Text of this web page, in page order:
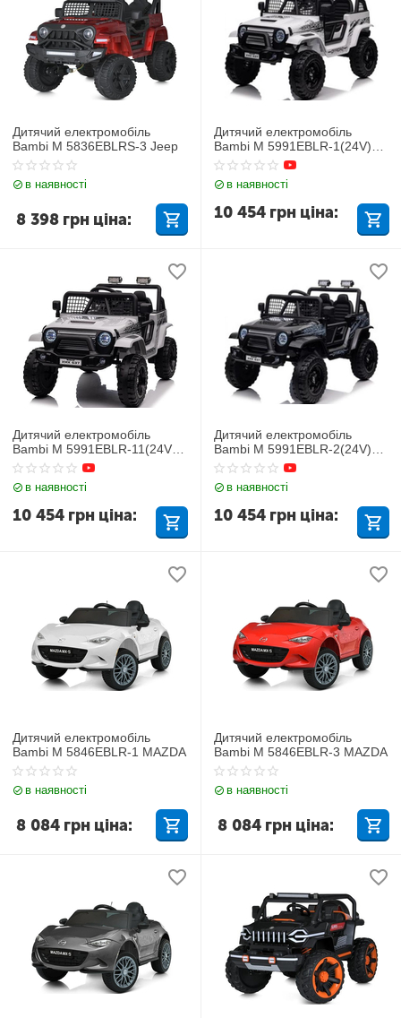
Дитячий електромобіль
Bambi M 5836EBLRS-3 Jeep
в наявності
8 398 грн ціна:
Дитячий електромобіль
Bambi M 5991EBLR-1(24V)
Джип
в наявності
10 454 грн ціна:
Дитячий електромобіль
Bambi M 5991EBLR-11(24V)
Джип
в наявності
10 454 грн ціна:
Дитячий електромобіль
Bambi M 5991EBLR-2(24V)
Джип
в наявності
10 454 грн ціна:
Дитячий електромобіль
Bambi M 5846EBLR-1 MAZDA
в наявності
8 084 грн ціна:
Дитячий електромобіль
Bambi M 5846EBLR-3 MAZDA
в наявності
8 084 грн ціна: